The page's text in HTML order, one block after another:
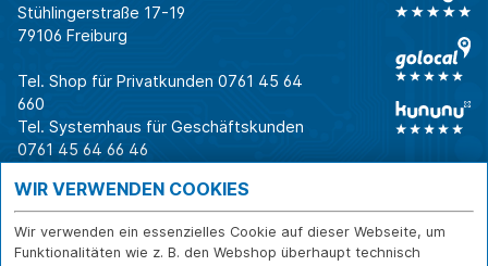
Stühlingerstraße 17-19
79106 Freiburg
Tel. Shop für Privatkunden 0761 45 64
660
Tel. Systemhaus für Geschäftskunden
0761 45 64 66 46
Warum CAB
Für Business-
Entscheider
Für IT-Leiter
IT für
IT-Security
IT-Infrastruktur
IT-Beratung und
Service
Reparatur
WIR VERWENDEN COOKIES
Wir verwenden ein essenzielles Cookie auf dieser Webseite, um
Funktionalitäten wie z. B. den Webshop überhaupt technisch